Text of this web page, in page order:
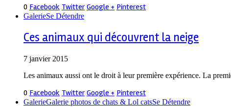
0 Facebook Twitter Google + Pinterest
GalerieSe Détendre
Ces animaux qui découvrent la neige
7 janvier 2015
Les animaux aussi ont le droit à leur première expérience. La
0 Facebook Twitter Google + Pinterest
GalerieGalerie photos de chats & Lol catsSe Détendre